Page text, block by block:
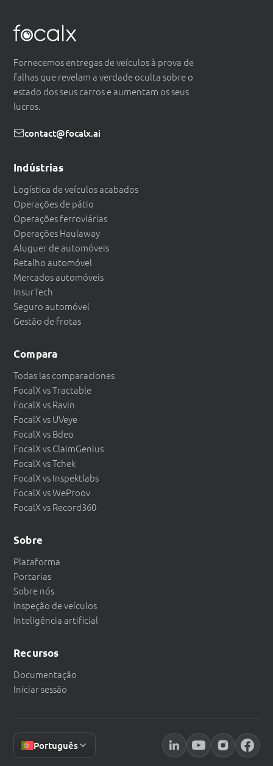
Fornecemos entregas de veículos à prova de
falhas que revelam a verdade oculta sobre o
estado dos seus carros e aumentam os seus
lucros.
contact@focalx.ai
Indústrias
Logística de veículos acabados
Operações de pátio
Operações ferroviárias
Operações Haulaway
Aluguer de automóveis
Retalho automóvel
Mercados automóveis
InsurTech
Seguro automóvel
Gestão de frotas
Compara
Todas las comparaciones
FocalX vs Tractable
FocalX vs Ravin
FocalX vs UVeye
FocalX vs Bdeo
FocalX vs ClaimGenius
FocalX vs Tchek
FocalX vs Inspektlabs
FocalX vs WeProov
FocalX vs Record360
Sobre
Plataforma
Portarias
Sobre nós
Inspeção de veículos
Inteligência artificial
Recursos
Documentação
Iniciar sessão
Português